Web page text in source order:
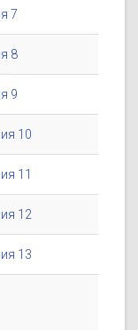
7
8
9
10
11
12
13